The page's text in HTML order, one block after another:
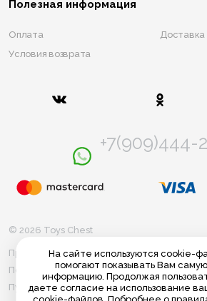
Полезная информация
Оплата
Доставка
Условия возврата
+7(909)444-
© 2026 Toys Chest
Правила использования cookie
Политика конфиденциальности
Публичная оферта
На сайте используются cookie-
помогают показывать Вам
информацию. Продолжая
даете согласие на использование